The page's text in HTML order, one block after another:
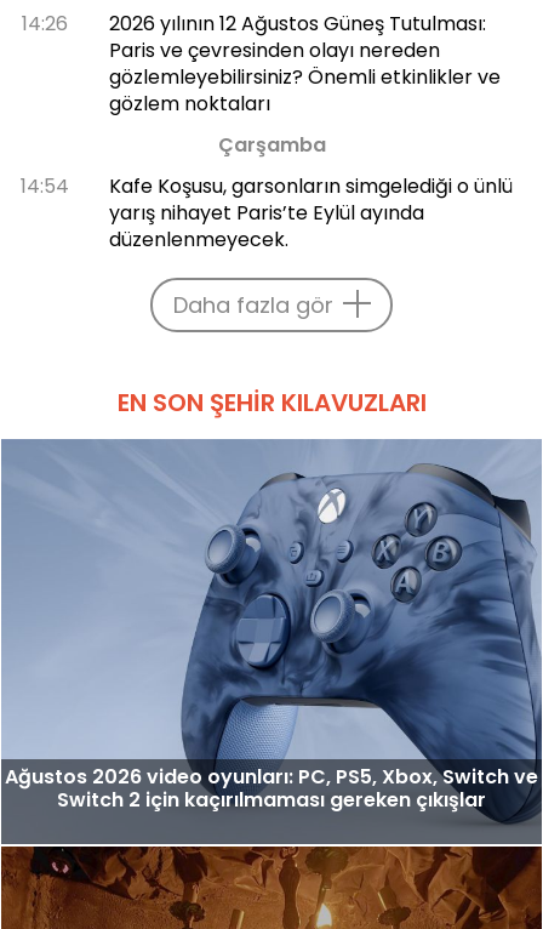
14:26
2026 yılının 12 Ağustos Güneş Tutulması:
Paris ve çevresinden olayı nereden
gözlemleyebilirsiniz? Önemli etkinlikler ve
gözlem noktaları
Çarşamba
14:54
Kafe Koşusu, garsonların simgelediği o ünlü
yarış nihayet Paris’te Eylül ayında
düzenlenmeyecek.
Daha fazla gör
EN SON ŞEHIR KILAVUZLARI
Ağustos 2026 video oyunları: PC, PS5, Xbox, Switch ve
Switch 2 için kaçırılmaması gereken çıkışlar